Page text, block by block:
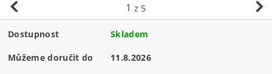
1 z 5
Dostupnost Skladem
Můžeme doručit do 11.8.2026